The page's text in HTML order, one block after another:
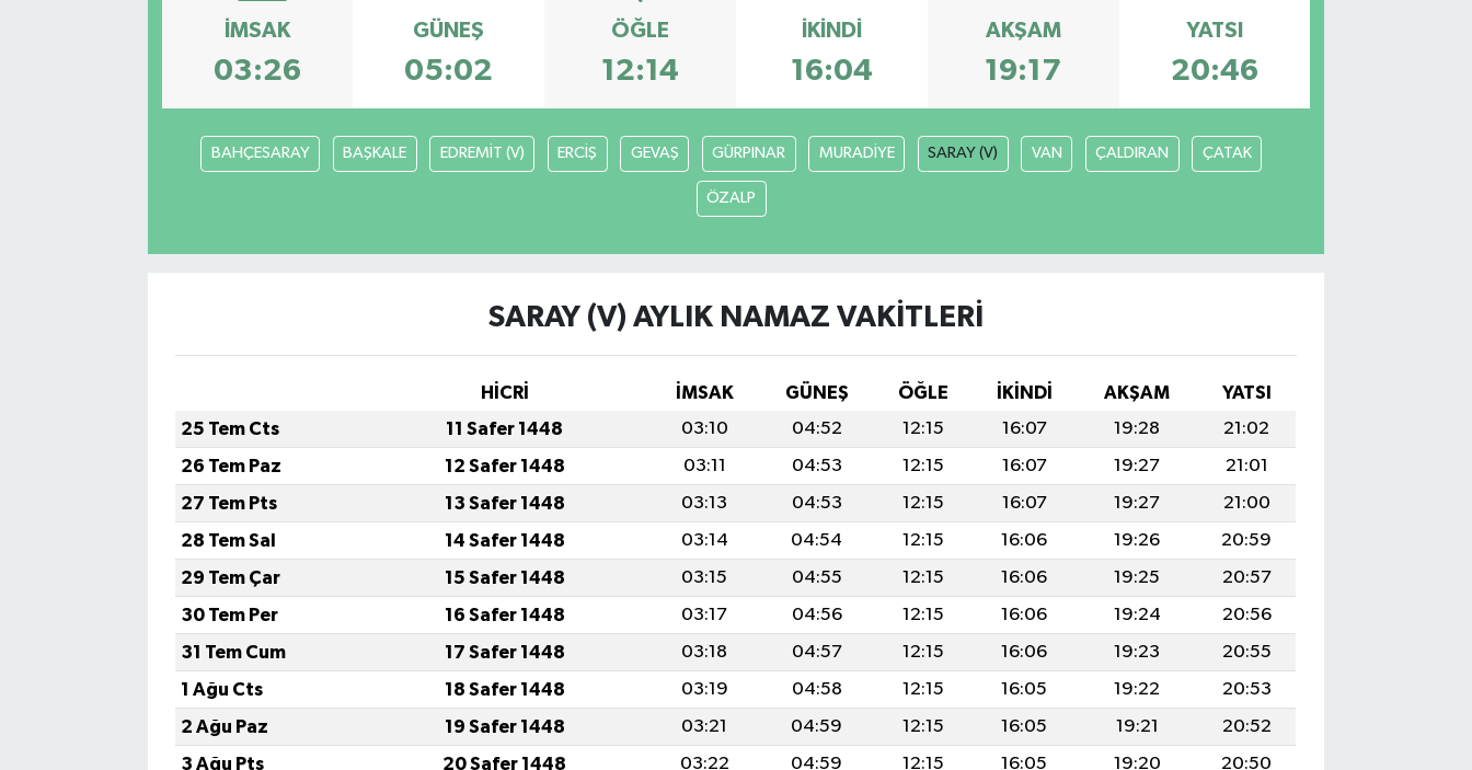
İMSAK
03:26
GÜNEŞ
05:02
ÖĞLE
12:14
İKINDI
16:04
AKŞAM
19:17
YATSI
20:46
BAHÇESARAY BAŞKALE EDREMİT (V) ERCİŞ GEVAŞ GÜRPINAR MURADİYE SARAY (V) VAN ÇALDIRAN ÇATAK
ÖZALP
SARAY (V) AYLIK NAMAZ VAKITLERI
HİCRİ İMSAK GÜNEŞ ÖĞLE İKINDI AKŞAM
YATSI
25 Tem Cts
11 Safer 1448 03:10 04:52 12:15 16:07 19:28
21:02
26 Tem Paz
12 Safer 1448 03:11 04:53 12:15 16:07 19:27
21:01
27 Tem Pts
13 Safer 1448 03:13 04:53 12:15 16:07 19:27
21:00
28 Tem Sal
14 Safer 1448 03:14 04:54 12:15 16:06 19:26
20:59
29 Tem Çar
15 Safer 1448 03:15 04:55 12:15 16:06 19:25
20:57
30 Tem Per
16 Safer 1448 03:17 04:56 12:15 16:06 19:24
20:56
31 Tem Cum
17 Safer 1448 03:18 04:57 12:15 16:06 19:23
20:55
1 Ağu Cts
18 Safer 1448 03:19 04:58 12:15 16:05 19:22
20:53
2 Ağu Paz
19 Safer 1448 03:21 04:59 12:15 16:05 19:21
20:52
3 Ağu Pts
20 Safer 1448 03:22 04:59 12:15 16:05 19:20
20:50